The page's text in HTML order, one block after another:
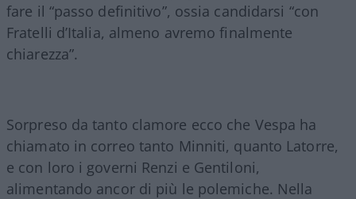
fare il “passo definitivo”, ossia candidarsi “con
Fratelli d’Italia, almeno avremo finalmente
chiarezza”.
Sorpreso da tanto clamore ecco che Vespa ha
chiamato in correo tanto Minniti, quanto Latorre,
e con loro i governi Renzi e Gentiloni,
alimentando ancor di più le polemiche. Nella